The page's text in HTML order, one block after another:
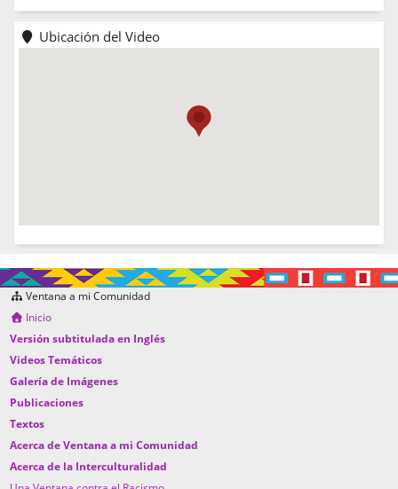
Ubicación del Video
Ventana a mi Comunidad
Inicio
Versión subtitulada en Inglés
Videos Temáticos
Galería de Imágenes
Publicaciones
Textos
Acerca de Ventana a mi Comunidad
Acerca de la Interculturalidad